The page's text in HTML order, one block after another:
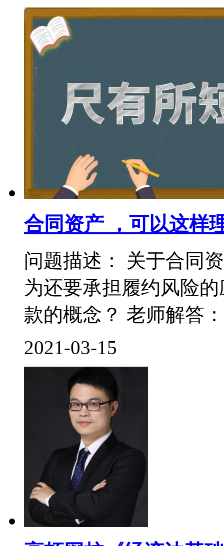
合同资产 ，可以这样
问题描述： 关于合同
为还要承担履约风险
款的概念？ 老师解答
2021-03-15